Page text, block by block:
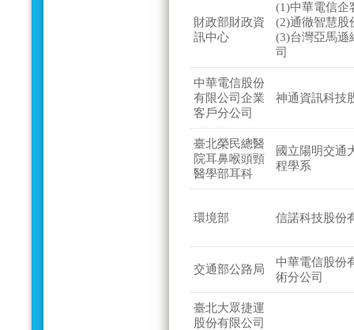
財政部財政資
訊中心
(1)中華電信企
(2)通徹智慧股
(3)台灣亞馬遜
司
中華電信股份
有限公司企業
客戶分公司
神通資訊科技
臺北榮民總醫
院耳鼻喉頭頸
醫學部耳科
國立陽明交通
程學系
環境部 信諾科技股份
交通部公路局
中華電信股份
術分公司
臺北大眾捷運
股份有限公司